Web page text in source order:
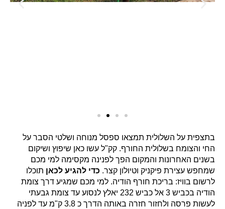
בתצפית על השלולית תמצאו ספסל מנוחה ושלטי הסבר על
החי והצומח בשלולית החורף. קק"ל עשו כאן שיפוץ ושיקום
בשנים האחרונות והמקום הפך לפנינה מקסימה למי מכם
שמחפש עצירת פיקניק וטיולון קצר. כדי להגיע לכאן תוכלו
לרשום בוויז: בריכת חורף הודיה. למי מכם שמגיע דרך צומת
הודיה בכביש 3 אל כביש 232 יאלץ לנסוע עד צומת גבעתי
לעשות פרסה ולחזור חזרה באותה הדרך כ 3.8 ק"מ עד לפניה